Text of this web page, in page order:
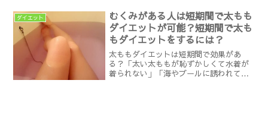
ダイエット
むくみがある人は短期間で太もも
ダイエットが可能？短期間で太も
もダイエットをするには？
太ももダイエットは短期間で効果があ
る？「太い太ももが恥ずかしくて水着が
着られない」「海やプールに誘われても